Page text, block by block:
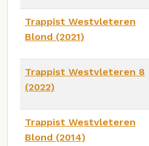
Trappist Westvleteren
Blond (2021)
Trappist Westvleteren 8
(2022)
Trappist Westvleteren
Blond (2014)